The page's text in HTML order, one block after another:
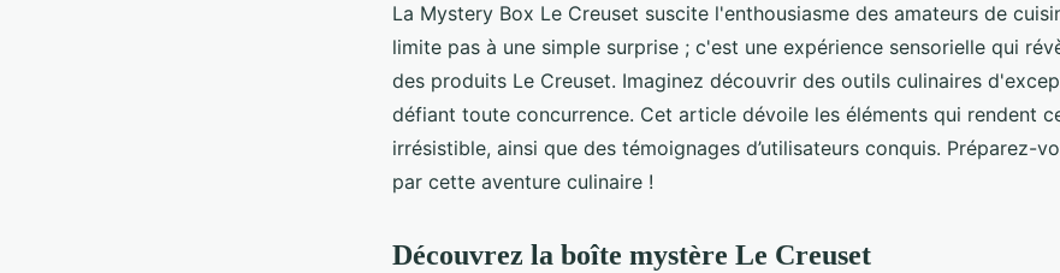
La Mystery Box Le Creuset suscite l'enthousiasme des amateurs de
limite pas à une simple surprise ; c'est une expérience sensorielle qui
des produits Le Creuset. Imaginez découvrir des outils culinaires
défiant toute concurrence. Cet article dévoile les éléments qui rendent
irrésistible, ainsi que des témoignages d’utilisateurs conquis. Préparez-
par cette aventure culinaire !
Découvrez la boîte mystère Le Creuset